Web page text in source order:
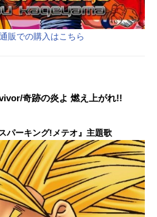
販での購入はこちら
奇跡の炎よ 燃え上がれ!!
スパーキング!メテオ』主題歌